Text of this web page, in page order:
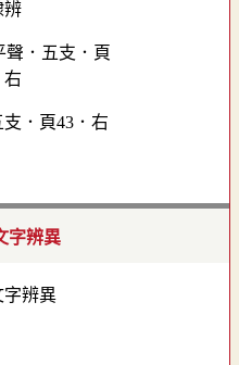
．頁43．右
字辨異